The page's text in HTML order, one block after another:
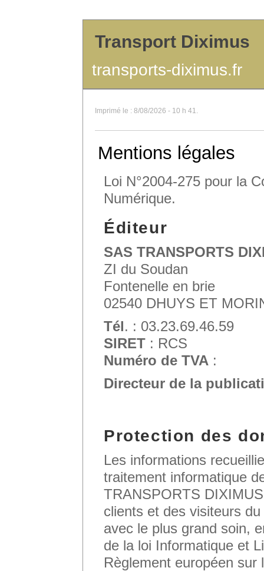
Transport Diximus
transports-diximus.fr
Imprimé le : 8/08/2026 - 10 h 41.
Mentions légales
Loi N°2004-275 pour la
Numérique.
Éditeur
SAS TRANSPORTS
ZI du Soudan
Fontenelle en brie
02540 DHUYS ET
Tél. : 03.23.69.46.59
SIRET : RCS
Numéro de TVA :
Directeur de la
Protection des
Les informations
traitement informatique
TRANSPORTS
clients et des visiteurs
avec le plus grand soin,
de la loi Informatique et
Règlement européen sur